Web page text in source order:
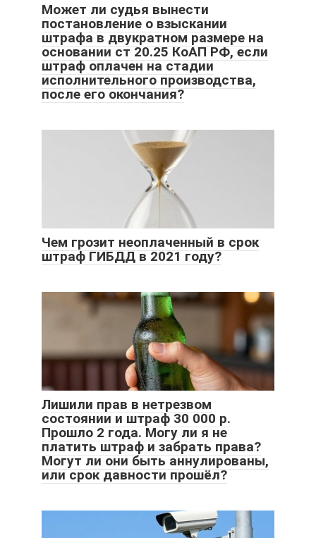
Может ли судья вынести
постановление о взыскании
штрафа в двукратном размере на
основании ст 20.25 КоАП РФ, если
штраф оплачен на стадии
исполнительного производства,
после его окончания?
Чем грозит неоплаченный в срок
штраф ГИБДД в 2021 году?
Лишили прав в нетрезвом
состоянии и штраф 30 000 р.
Прошло 2 года. Могу ли я не
платить штраф и забрать права?
Могут ли они быть аннулированы,
или срок давности прошёл?